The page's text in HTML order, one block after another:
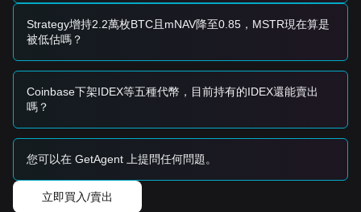
邏輯就仍然成立。投資人可持續持有，或透過定額分批
（DCA）建立部位。
趨勢摘要
從短期角度看，過去 7 天 XRP 展現出下行/盤整的價格結
構，市場情緒轉向
間的平衡，正將價格壓在相對狹窄的區間內。
•樂觀情境：突破$1.12目標看向$1.20
$0.84。
市場共識
Strategy增持2.2萬枚BTC且mNAV降至0.85，MSTR現在算是
被低估嗎？
Coinbase下架IDEX等五種代幣，目前持有的IDEX還能賣出
嗎？
您可以在 GetAgent 上提問任何問題。
立即買入/賣出